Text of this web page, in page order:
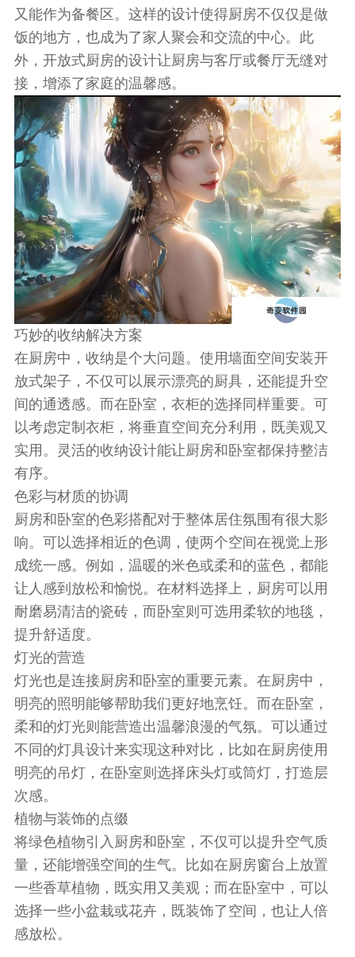
又能作为备餐区。这样的设计使得厨房不仅仅是做
饭的地方，也成为了家人聚会和交流的中心。此
外，开放式厨房的设计让厨房与客厅或餐厅无缝对
接，增添了家庭的温馨感。
巧妙的收纳解决方案
在厨房中，收纳是个大问题。使用墙面空间安装开
放式架子，不仅可以展示漂亮的厨具，还能提升空
间的通透感。而在卧室，衣柜的选择同样重要。可
以考虑定制衣柜，将垂直空间充分利用，既美观又
实用。灵活的收纳设计能让厨房和卧室都保持整洁
有序。
色彩与材质的协调
厨房和卧室的色彩搭配对于整体居住氛围有很大影
响。可以选择相近的色调，使两个空间在视觉上形
成统一感。例如，温暖的米色或柔和的蓝色，都能
让人感到放松和愉悦。在材料选择上，厨房可以用
耐磨易清洁的瓷砖，而卧室则可选用柔软的地毯，
提升舒适度。
灯光的营造
灯光也是连接厨房和卧室的重要元素。在厨房中，
明亮的照明能够帮助我们更好地烹饪。而在卧室，
柔和的灯光则能营造出温馨浪漫的气氛。可以通过
不同的灯具设计来实现这种对比，比如在厨房使用
明亮的吊灯，在卧室则选择床头灯或筒灯，打造层
次感。
植物与装饰的点缀
将绿色植物引入厨房和卧室，不仅可以提升空气质
量，还能增强空间的生气。比如在厨房窗台上放置
一些香草植物，既实用又美观；而在卧室中，可以
选择一些小盆栽或花卉，既装饰了空间，也让人倍
感放松。